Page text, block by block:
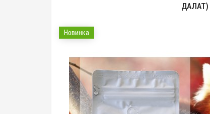
ДАЛАТ)
Новинка